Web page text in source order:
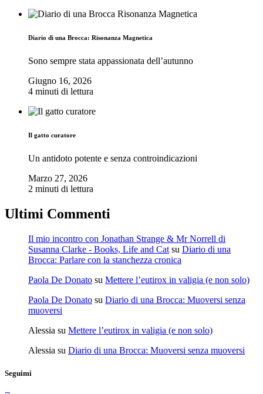
Diario di una Brocca: Risonanza Magnetica
Sono sempre stata appassionata dell’autunno
Giugno 16, 2026
4 minuti di lettura
Il gatto curatore
Un antidoto potente e senza controindicazioni
Marzo 27, 2026
2 minuti di lettura
Ultimi Commenti
Il mio incontro con Jonathan Strange & Mr Norrell di
Susanna Clarke - Books, Life and Cat su Diario di una
Brocca: Parlare con la stanchezza cronica
Paola De Donato su Mettere l’eutirox in valigia (e non solo)
Paola De Donato su Diario di una Brocca: Muoversi senza
muoversi
Alessia su Mettere l’eutirox in valigia (e non solo)
Alessia su Diario di una Brocca: Muoversi senza muoversi
Seguimi